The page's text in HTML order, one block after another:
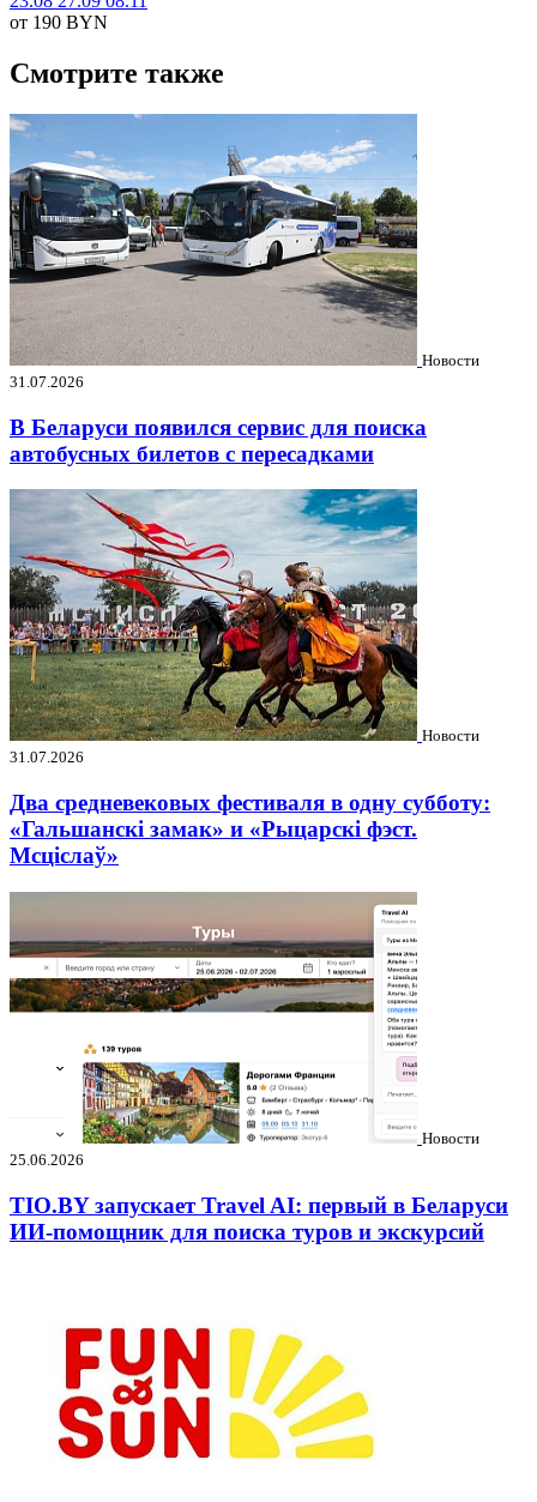
от 190 BYN
Смотрите также
Новости
31.07.2026
В Беларуси появился сервис для поиска
автобусных билетов с пересадками
Новости
31.07.2026
Два средневековых фестиваля в одну субботу:
«Гальшанскі замак» и «Рыцарскі фэст.
Мсціслаў»
Новости
25.06.2026
TIO.BY запускает Travel AI: первый в Беларуси
ИИ-помощник для поиска туров и экскурсий